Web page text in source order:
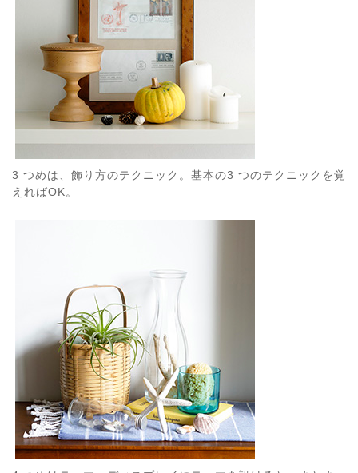
3 つめは、飾り方のテクニック。基本の3 つのテクニックを覚
えればOK。